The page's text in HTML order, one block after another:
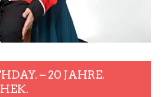
– 20 JAHRE.